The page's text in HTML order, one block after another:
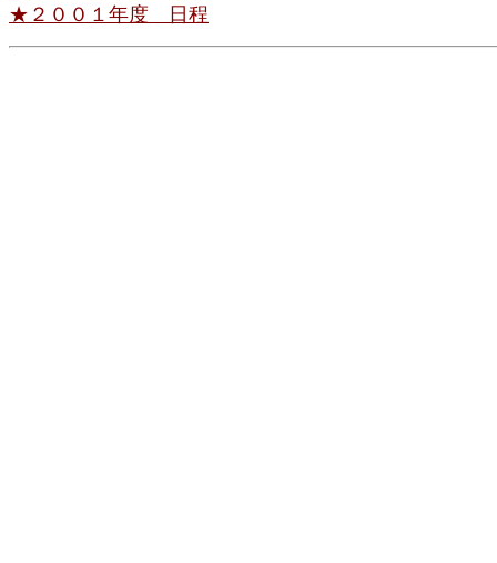
★２００１年度 日程